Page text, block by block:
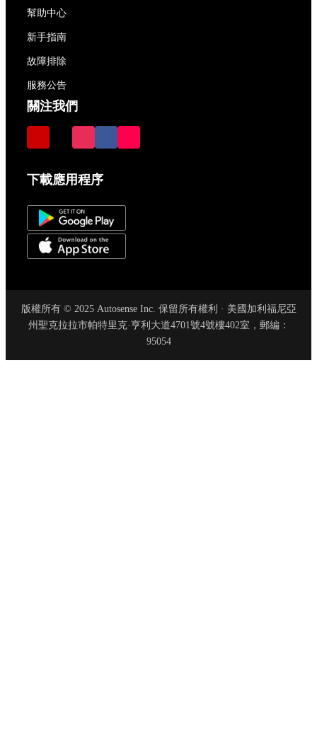
幫助中心
新手指南
故障排除
服務公告
關注我們
下載應用程序
版權所有 © 2025 Autosense Inc. 保留所有權利 · 美國加利福尼亞
州聖克拉拉市帕特里克·亨利大道4701號4號樓402室，郵編：
95054